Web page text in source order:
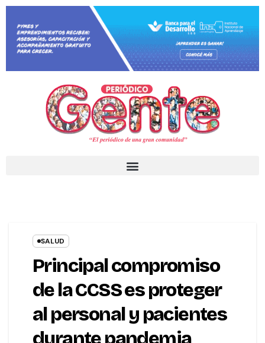
SALUD
Principal compromiso
de la CCSS es proteger
al personal y pacientes